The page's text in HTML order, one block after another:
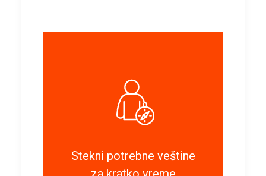
Stekni potrebne veštine